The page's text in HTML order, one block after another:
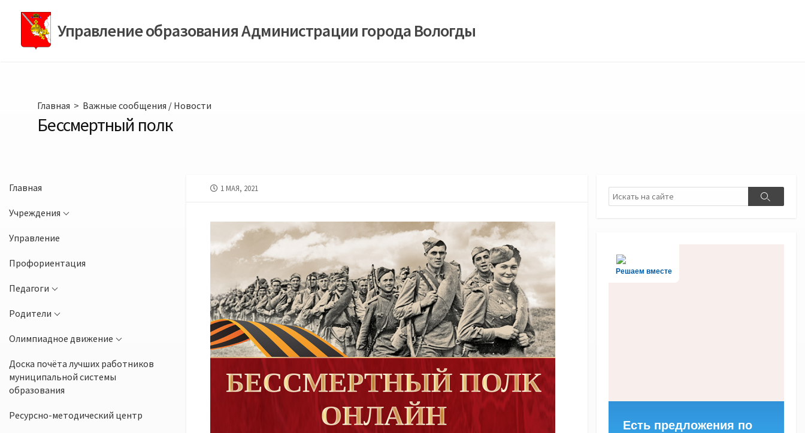
содержимомуУправление образования Администрации города Вологды
Главная > Важные сообщения / Новости
Бессмертный полк
Главная
Учреждения
Управление
Профориентация
Педагоги
Родители
Олимпиадное движение
Доска почёта лучших работников
муниципальной системы
образования
Ресурсно-методический центр
ДАТА
1 МАЯ, 2021
Поиск
Поиск
Решаем вместе
Есть предложения по